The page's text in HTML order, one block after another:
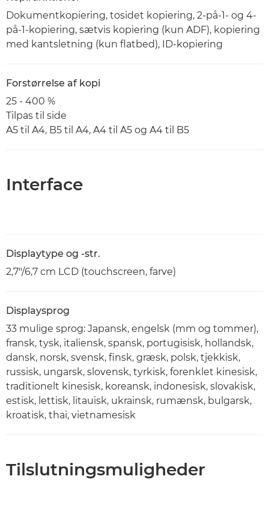
Dokumentkopiering, tosidet kopiering, 2-på-1- og 4-
på-1-kopiering, sætvis kopiering (kun ADF), kopiering
med kantsletning (kun flatbed), ID-kopiering
Forstørrelse af kopi
25 - 400 %
Tilpas til side
A5 til A4, B5 til A4, A4 til A5 og A4 til B5
Interface
Displaytype og -str.
2,7"/6,7 cm LCD (touchscreen, farve)
Displaysprog
33 mulige sprog: Japansk, engelsk (mm og tommer),
fransk, tysk, italiensk, spansk, portugisisk, hollandsk,
dansk, norsk, svensk, finsk, græsk, polsk, tjekkisk,
russisk, ungarsk, slovensk, tyrkisk, forenklet kinesisk,
traditionelt kinesisk, koreansk, indonesisk, slovakisk,
estisk, lettisk, litauisk, ukrainsk, rumænsk, bulgarsk,
kroatisk, thai, vietnamesisk
Tilslutningsmuligheder